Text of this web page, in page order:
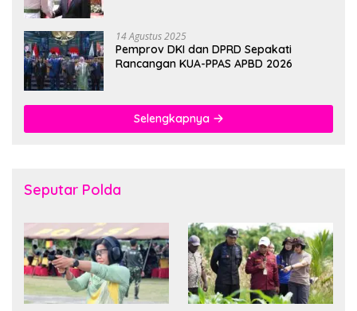
14 Agustus 2025
Pemprov DKI dan DPRD Sepakati
Rancangan KUA-PPAS APBD 2026
Selengkapnya
Seputar Polda